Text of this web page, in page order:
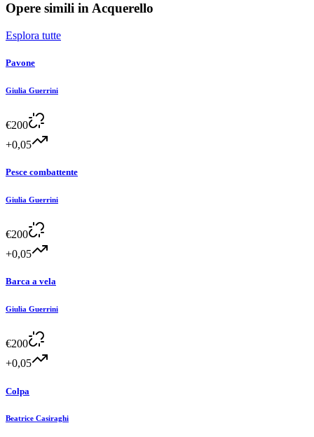
Opere simili inAcquerello
Esplora tutte
Pavone
Giulia Guerrini
€200
+0,05
Pesce combattente
Giulia Guerrini
€200
+0,05
Barca a vela
Giulia Guerrini
€200
+0,05
Colpa
Beatrice Casiraghi